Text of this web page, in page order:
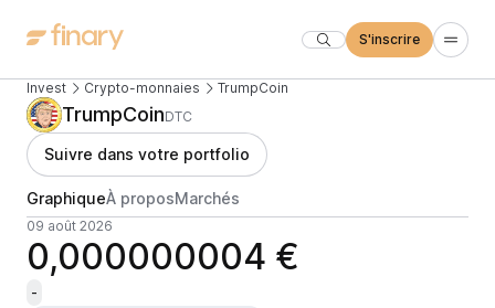
S'inscrire
Invest Crypto-monnaies TrumpCoin
TrumpCoinDTC
Suivre dans votre portfolio
GraphiqueÀ proposMarchés
09 août 2026
0,000000004 €
-